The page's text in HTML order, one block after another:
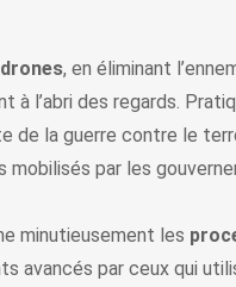
, en éliminant
à l’abri des regards.
de la guerre contre le
mobilisés par les
minutieusement les
avancés par ceux qui